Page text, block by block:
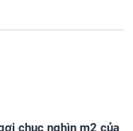
chục nghìn m2 của